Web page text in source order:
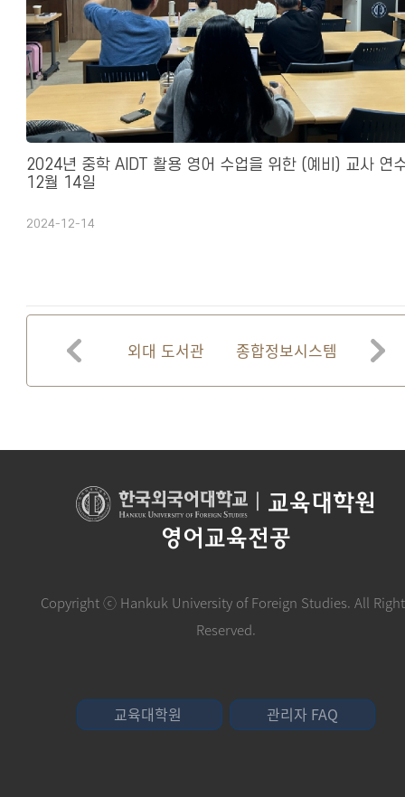
2024년 중학 AIDT 활용 영어 수업을 위한 (예비) 교사 연
12월 14일
2024-12-14
외대 도서관 종합정보시스템 e-class
교육대학원
영어교육전공
Copyright ⓒ Hankuk University of Foreign Studies. All
Reserved.
교육대학원 관리자 FAQ